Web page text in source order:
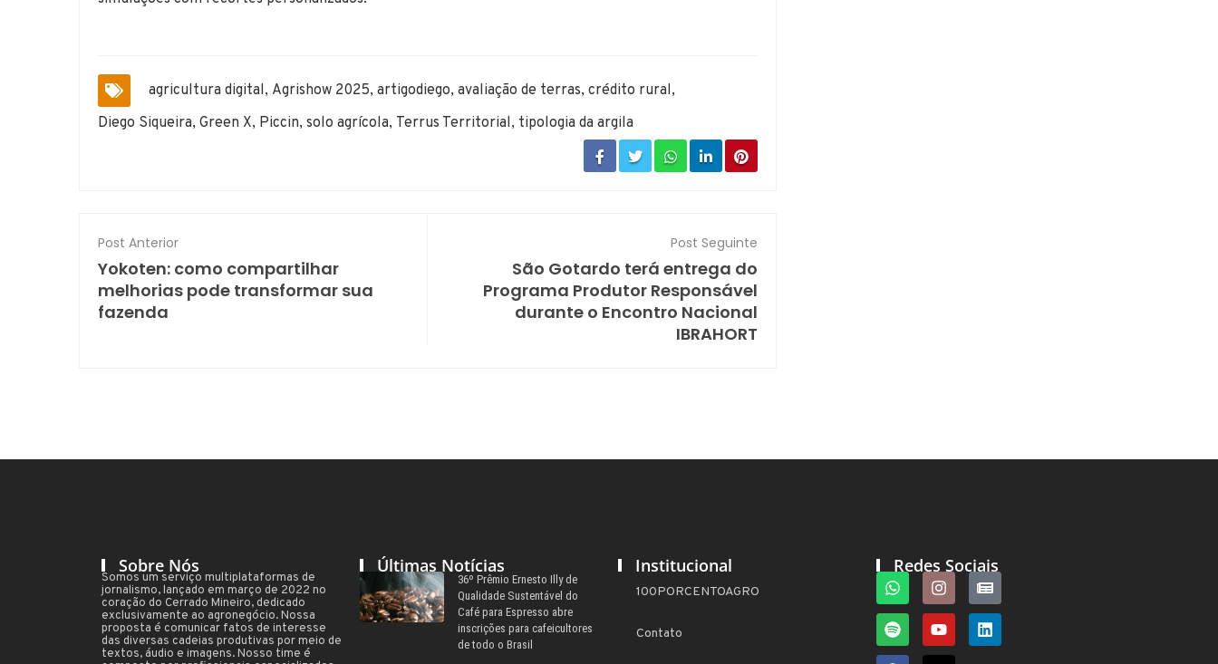
agricultura digital, Agrishow 2025, artigodiego, avaliação de terras, crédito rural,
Diego Siqueira, Green X, Piccin, solo agrícola, Terrus Territorial, tipologia da argila
Post Anterior
Yokoten: como compartilhar
melhorias pode transformar sua
fazenda
Post Seguinte
São Gotardo terá entrega do
Programa Produtor Responsável
durante o Encontro Nacional
IBRAHORT
Sobre Nós
Somos um serviço multiplataformas de
jornalismo, lançado em março de 2022 no
coração do Cerrado Mineiro, dedicado
exclusivamente ao agronegócio. Nossa
proposta é comunicar fatos de interesse
das diversas cadeias produtivas por meio de
textos, áudio e imagens. Nosso time é
Últimas Notícias
36º Prêmio Ernesto Illy de
Qualidade Sustentável do
Café para Espresso abre
inscrições para cafeicultores
de todo o Brasil
Institucional
100PORCENTOAGRO
Contato
Redes Sociais